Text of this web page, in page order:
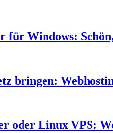
für Windows:
bringen:
oder Linux VPS: